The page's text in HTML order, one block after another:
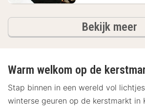
Bekijk meer
Warm welkom op de
Stap binnen in een wereld vol
winterse geuren op de kerstmarkt in